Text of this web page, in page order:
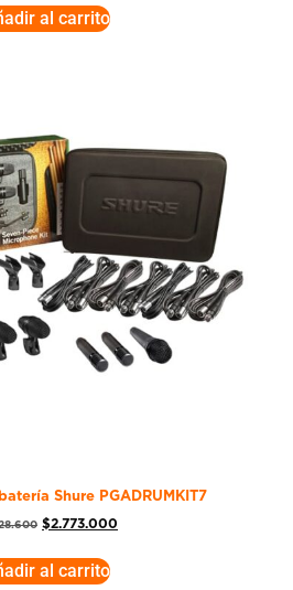
al carrito
Shure PGADRUMKIT7
$2.773.000
al carrito